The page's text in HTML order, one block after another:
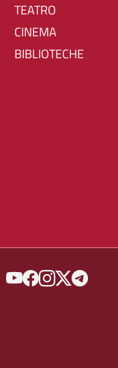
TEATRO
CINEMA
BIBLIOTECHE
SOCIAL MENU